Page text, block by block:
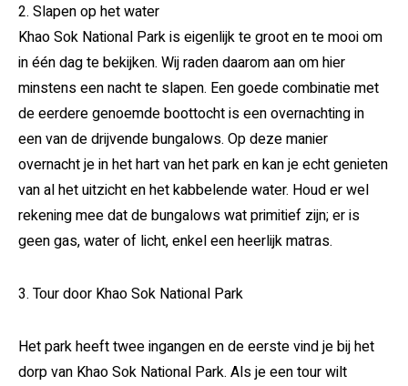
2. Slapen op het water
Khao Sok National Park is eigenlijk te groot en te mooi om
in één dag te bekijken. Wij raden daarom aan om hier
minstens een nacht te slapen. Een goede combinatie met
de eerdere genoemde boottocht is een overnachting in
een van de drijvende bungalows. Op deze manier
overnacht je in het hart van het park en kan je echt genieten
van al het uitzicht en het kabbelende water. Houd er wel
rekening mee dat de bungalows wat primitief zijn; er is
geen gas, water of licht, enkel een heerlijk matras.
3. Tour door Khao Sok National Park
Het park heeft twee ingangen en de eerste vind je bij het
dorp van Khao Sok National Park. Als je een tour wilt